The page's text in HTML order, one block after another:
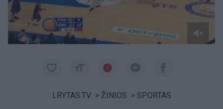
LRYTAS.TV > ŽINIOS > SPORTAS